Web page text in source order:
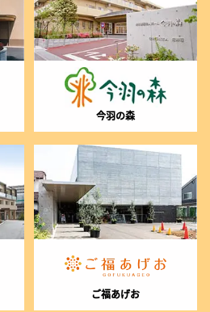
今羽の森
ご福あげお